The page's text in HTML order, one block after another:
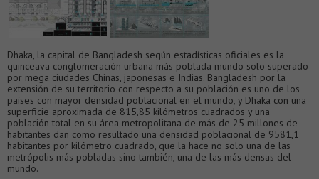
Dhaka, la capital de Bangladesh según estadísticas oficiales es la
quinceava conglomeración urbana más poblada mundo solo superado
por mega ciudades Chinas, japonesas e Indias. Bangladesh por la
extensión de su territorio con respecto a su población es uno de los
países con mayor densidad poblacional en el mundo, y Dhaka con una
superficie aproximada de 815,85 kilómetros cuadrados y una
población total en su área metropolitana de más de 25 millones de
habitantes dan como resultado una densidad poblacional de 9581,1
habitantes por kilómetro cuadrado, que la hace no solo una de las
metrópolis más pobladas sino también, una de las más densas del
mundo.